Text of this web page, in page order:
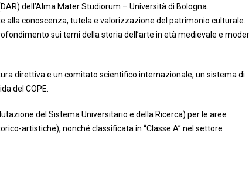
dell’Alma Mater Studiorum – Università di Bologna.
conoscenza, tutela e valorizzazione del patrimonio culturale.
sui temi della storia dell’arte in età medievale e
direttiva e un comitato scientifico internazionale, un sistema di
del COPE.
del Sistema Universitario e della Ricerca) per le aree
artistiche), nonché classificata in “Classe A” nel settore